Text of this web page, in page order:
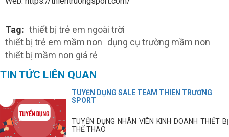
Tag: thiết bị trẻ em ngoài trời
thiết bị trẻ em mầm non dụng cụ trường mầm non
thiết bị mầm non giá rẻ
TIN TỨC LIÊN QUAN
TUYỂN DỤNG SALE TEAM THIÊN TRƯỜNG
SPORT
TUYỂN DỤNG NHÂN VIÊN KINH DOANH THIẾT BỊ
THỂ THAO